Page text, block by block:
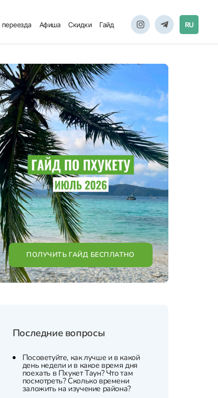
Афиша Скидки Гайд RU
ПОЛУЧИТЬ ГАЙД БЕСПЛАТНО
Последние вопросы
Посоветуйте, как лучше и в какой
день недели и в какое время дня
поехать в Пхукет Таун? Что там
посмотреть? Сколько времени
заложить на изучение района?